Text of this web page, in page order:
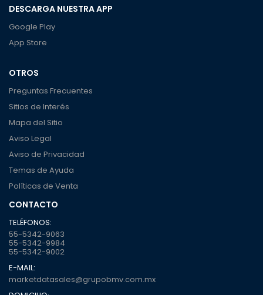
DESCARGA NUESTRA APP
Google Play
App Store
OTROS
Preguntas Frecuentes
Sitios de Interés
Mapa del Sitio
Aviso Legal
Aviso de Privacidad
Temas de Ayuda
Políticas de Venta
CONTACTO
TELÉFONOS:
55-5342-9063
55-5342-9984
55-5342-9002
E-MAIL:
marketdatasales@grupobmv.com.mx